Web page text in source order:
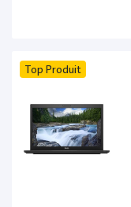
Top Produit